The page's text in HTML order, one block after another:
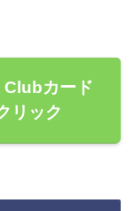
Clubカード
リック